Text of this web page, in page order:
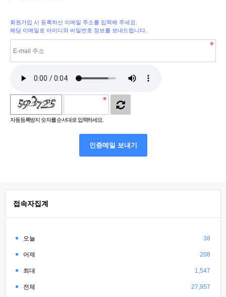
회원가입 시 등록하신 이메일 주소를 입력해 주세요.
해당 이메일로 아이디와 비밀번호 정보를 보내드립니다.
자동등록방지 숫자를 순서대로 입력하세요.
인증메일 보내기
접속자집계
오늘 38
어제 208
최대 1,547
전체 27,957